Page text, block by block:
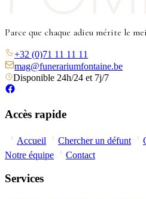
Parce que chaque adieu mérite le
+32 (0)71 11 11 11
mag@funerariumfontaine.be
Disponible 24h/24 et 7j/7
Accès rapide
Accueil Chercher un défunt
Notre équipe
Contact
Services